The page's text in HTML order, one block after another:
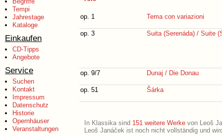
Tempi
Jahrestage
Kataloge
Einkaufen
CD-Tipps
Angebote
Service
Suchen
Kontakt
Impressum
Datenschutz
Historie
Opernhäuser
Veranstaltungen
op. 1 Tema con variazioni
op. 3 Suita (Serenáda) / Suite
op. 9/7 Dunaj / Die Donau
op. 51 Šárka
In Klassika sind 151 weitere Werke von Leoš
Leoš Janáček ist noch nicht vollständig und